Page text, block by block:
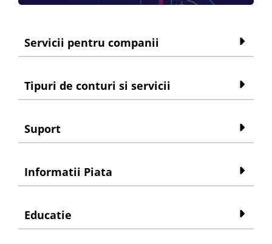
Servicii pentru companii
Tipuri de conturi si servicii
Suport
Informatii Piata
Educatie